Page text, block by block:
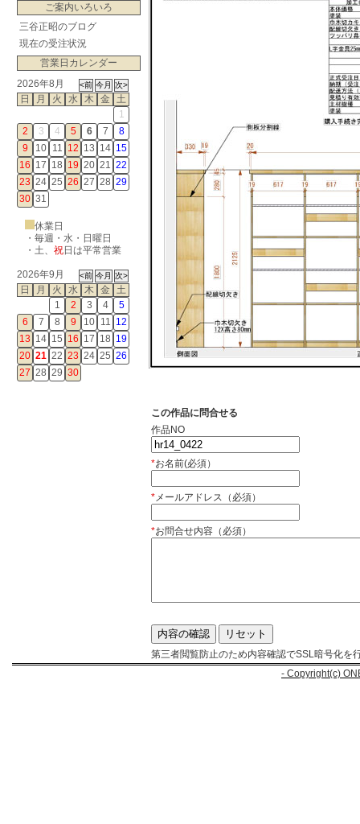
ご案内いろいろ
三谷正昭のブログ
現在の受注状況
営業日カレンダー
2026年8月
日
月 火 水 木 金
土
1
2
3 4 5 6 7
8
9
10 11 12 13 14 15
16 17 18 19 20 21 22
23 24 25 26 27 28 29
30 31
休業日
・毎週・水・日曜日
・ 土、 祝日は平常営業
2026年9月
日
月 火 水 木 金
土
1
2 3 4
5
6
7 8 9 10 11 12
13 14 15 16 17 18 19
20 21 22 23 24 25 26
27 28 29 30
この作品に問合せる
作品NO
*お名前(必須）
*メールアドレス（必須）
*お問合せ内容（必須）
第三者閲覧防止のため内容確認でSSL暗号化を
- Copyright(c)